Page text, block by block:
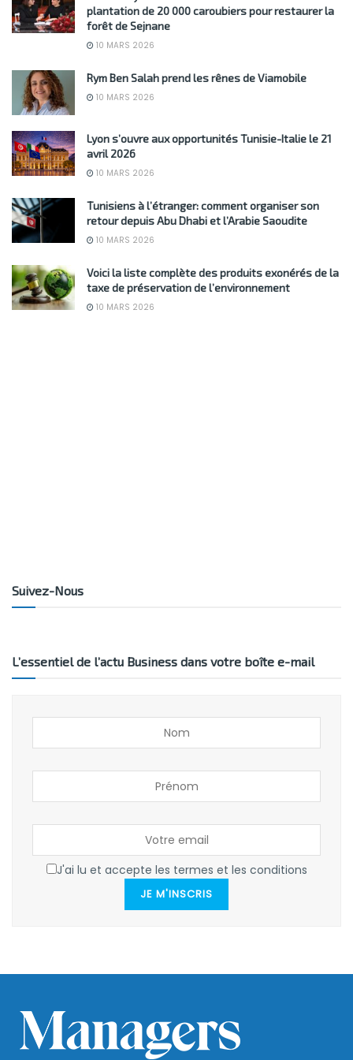
plantation de 20 000 caroubiers pour restaurer la
forêt de Sejnane
10 MARS 2026
Rym Ben Salah prend les rênes de Viamobile
10 MARS 2026
Lyon s’ouvre aux opportunités Tunisie-Italie le 21
avril 2026
10 MARS 2026
Tunisiens à l’étranger: comment organiser son
retour depuis Abu Dhabi et l’Arabie Saoudite
10 MARS 2026
Voici la liste complète des produits exonérés de la
taxe de préservation de l’environnement
10 MARS 2026
Suivez-Nous
L’essentiel de l’actu Business dans votre boîte e-mail
J'ai lu et accepte les termes et les conditions
JE M'INSCRIS